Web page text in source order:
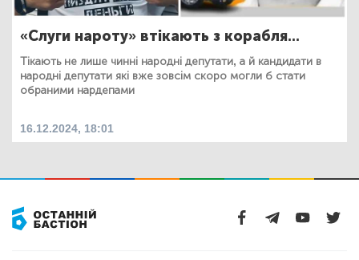
«Слуги нароту» втікають з корабля...
Тікають не лише чинні народні депутати, а й кандидати в
народні депутати які вже зовсім скоро могли б стати
обраними нардепами
16.12.2024, 18:01